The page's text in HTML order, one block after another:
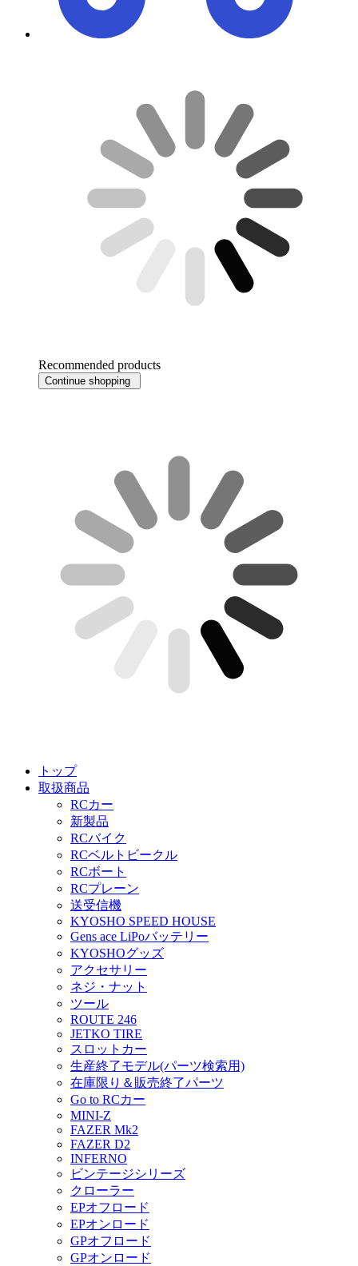
Recommended products
Continue shopping
トップ
取扱商品
RCカー
新製品
RCバイク
RCベルトビークル
RCボート
RCプレーン
送受信機
KYOSHO SPEED HOUSE
Gens ace LiPoバッテリー
KYOSHOグッズ
アクセサリー
ネジ・ナット
ツール
ROUTE 246
JETKO TIRE
スロットカー
生産終了モデル(パーツ検索用)
在庫限り＆販売終了パーツ
Go to RCカー
MINI-Z
FAZER Mk2
FAZER D2
INFERNO
ビンテージシリーズ
クローラー
EPオフロード
EPオンロード
GPオフロード
GPオンロード